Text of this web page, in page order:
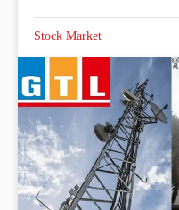
Stock Market